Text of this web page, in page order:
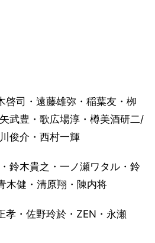
啓司・遠藤雄弥・稲葉友・栁
武豊・歌広場淳・樽美酒研二/
俊介・⻄村一輝
鈴木貴之・一ノ瀬ワタル・鈴
木健・清原翔・陳内将
孝・佐野玲於・ZEN・永瀬